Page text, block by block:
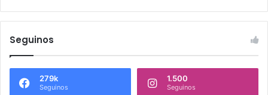
Seguinos
279k
Seguinos
1.500
Seguinos